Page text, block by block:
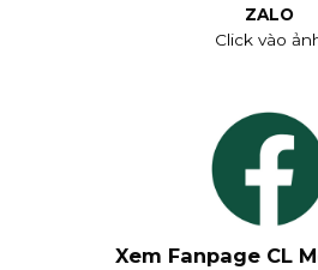
ZALO
Click vào
Xem Fanpage CL